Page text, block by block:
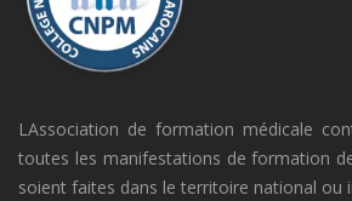
LAssociation de formation médicale
toutes les manifestations de formation de
soient faites dans le territoire national ou